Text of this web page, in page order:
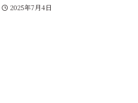
2025年7月4日